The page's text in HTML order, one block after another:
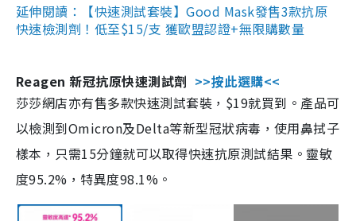
延伸閱讀：【快速測試套裝】Good Mask發售3款抗原
快速檢測劑！低至$15/支 獲歐盟認證+無限購數量
Reagen 新冠抗原快速測試劑 >>按此選購<<
莎莎網店亦有售多款快速測試套裝，$19就買到。產品可
以檢測到Omicron及Delta等新型冠狀病毒，使用鼻拭子
樣本，只需15分鐘就可以取得快速抗原測試結果。靈敏
度95.2%，特異度98.1%。